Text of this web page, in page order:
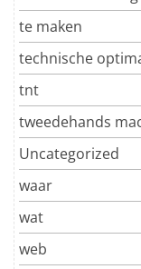
te maken
technische
tnt
tweedehands
Uncategorized
waar
wat
web